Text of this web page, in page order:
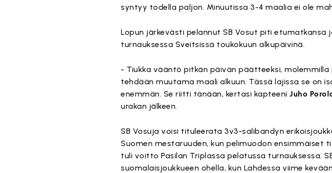
syntyy todella paljon. Minuutissa 3-4 maalia ei ole
Lopun järkevästi pelannut SB Vosut piti etumatkansa
turnauksessa Sveitsissä toukokuun alkupäivinä.
- Tiukka vääntö pitkän päivän päätteeksi,
tehdään muutama maali alkuun. Tässä lajissa se on
enemmän. Se riitti tänään, kertasi kapteeniJuho
urakan jälkeen.
SB Vosuja voisi tituleerata 3v3-salibandyn
Suomen mestaruuden, kun pelimuodon
tuli voitto Pasilan Triplassa pelatussa turnauksessa.
suomalaisjoukkueen ohella, kun Lahdessa viime